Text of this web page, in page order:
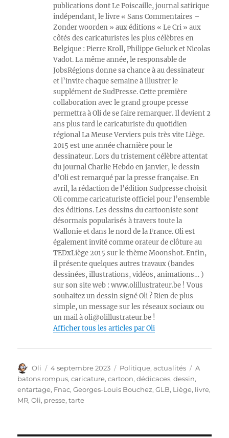
publications dont Le Poiscaille, journal satirique
indépendant, le livre « Sans Commentaires –
Zonder woorden » aux éditions « Le Cri » aux
côtés des caricaturistes les plus célèbres en
Belgique : Pierre Kroll, Philippe Geluck et Nicolas
Vadot. La même année, le responsable de
JobsRégions donne sa chance à au dessinateur
et l’invite chaque semaine à illustrer le
supplément de SudPresse. Cette première
collaboration avec le grand groupe presse
permettra à Oli de se faire remarquer. Il devient 2
ans plus tard le caricaturiste du quotidien
régional La Meuse Verviers puis très vite Liège.
2015 est une année charnière pour le
dessinateur. Lors du tristement célèbre attentat
du journal Charlie Hebdo en janvier, le dessin
d’Oli est remarqué par la presse française. En
avril, la rédaction de l’édition Sudpresse choisit
Oli comme caricaturiste officiel pour l’ensemble
des éditions. Les dessins du cartooniste sont
désormais popularisés à travers toute la
Wallonie et dans le nord de la France. Oli est
également invité comme orateur de clôture au
TEDxLiège 2015 sur le thème Moonshot. Enfin,
il présente quelques autres travaux (bandes
dessinées, illustrations, vidéos, animations… )
sur son site web : www.olillustrateur.be ! Vous
souhaitez un dessin signé Oli ? Rien de plus
simple, un message sur les réseaux sociaux ou
un mail à oli@olillustrateur.be !
Afficher tous les articles par Oli
Auteur
Oli
Publié
le
4 septembre 2023 Catégories
Politique, actualités
A
batons rompus,caricature,cartoon,dédicaces,dessin,
entartage, Fnac,Georges-Louis Bouchez,GLB, Liège, livre,
MR,Oli, presse,tarte